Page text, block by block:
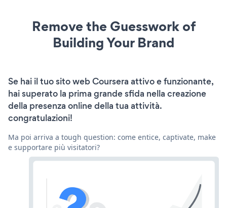
Remove the Guesswork of
Building Your Brand
Se hai il tuo sito web Coursera attivo e funzionante,
hai superato la prima grande sfida nella creazione
della presenza online della tua attività.
congratulazioni!
Ma poi arriva a tough question: come entice, captivate, make
e supportare più visitatori?